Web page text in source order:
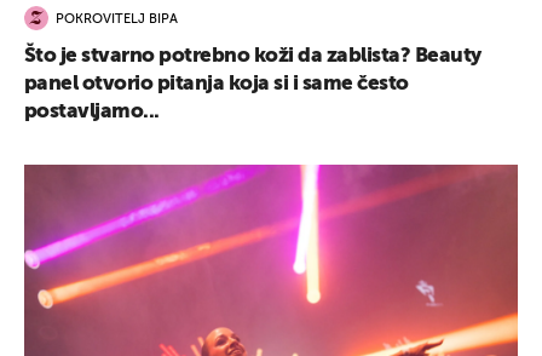
POKROVITELJ BIPA
Što je stvarno potrebno koži da zablista? Beauty
panel otvorio pitanja koja si i same često
postavljamo...